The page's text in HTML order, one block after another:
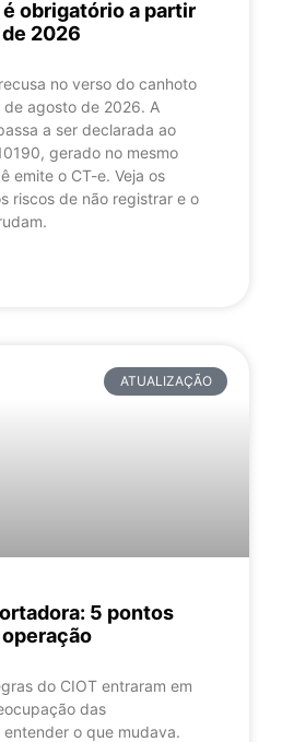
obrigatório a partir
2026
no verso do canhoto
agosto de 2026. A
a ser declarada ao
gerado no mesmo
emite o CT-e. Veja os
riscos de não registrar e o
ATUALIZAÇÃO
5 pontos
do CIOT entraram em
das
o que mudava.